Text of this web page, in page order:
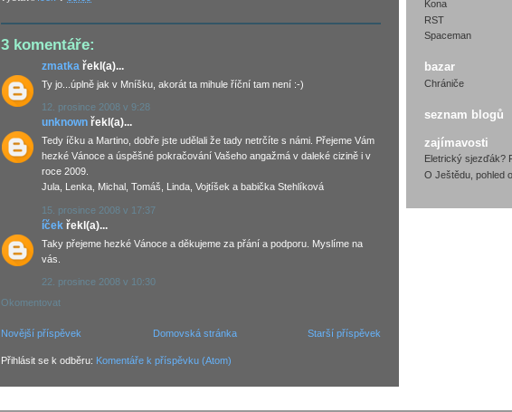
3 komentáře:
zmatka řekl(a)...
Ty jo...úplně jak v Mníšku, akorát ta mihule říční tam není :-)
12. prosince 2008 v 9:28
unknown řekl(a)...
Tedy íčku a Martino, dobře jste udělali že tady netrčíte s námi. Přejeme Vám
hezké Vánoce a úspěšné pokračování Vašeho angažmá v daleké cizině i v
roce 2009.
Jula, Lenka, Michal, Tomáš, Linda, Vojtíšek a babička Stehlíková
15. prosince 2008 v 17:37
íček řekl(a)...
Taky přejeme hezké Vánoce a děkujeme za přání a podporu. Myslíme na
vás.
22. prosince 2008 v 10:30
Okomentovat
Novější příspěvek Starší příspěvek
Domovská stránka
Přihlásit se k odběru: Komentáře k příspěvku (Atom)
Kona
RST
Spaceman
bazar
Chrániče
seznam blogů
zajímavosti
Eletrický sjezďák?
O Ještědu, pohled